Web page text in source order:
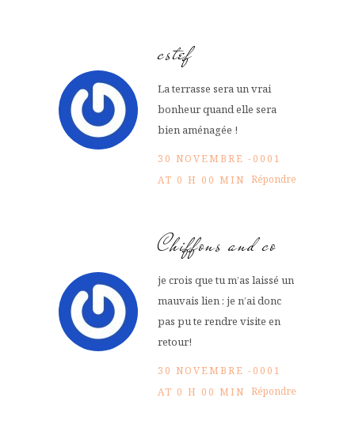
cstef
La terrasse sera un vrai
bonheur quand elle sera
bien aménagée !
30 NOVEMBRE -0001
AT 0 H 00 MIN Répondre
Chiffons and co
je crois que tu m’as laissé un
mauvais lien : je n’ai donc
pas pu te rendre visite en
retour!
30 NOVEMBRE -0001
AT 0 H 00 MIN Répondre